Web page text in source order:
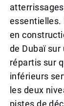
essentielles.
en
de Dubaï
répartis sur
inférieurs
les deux
pistes de